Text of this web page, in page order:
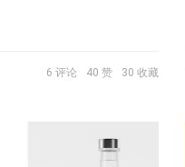
6 评论 40 赞 30 收藏